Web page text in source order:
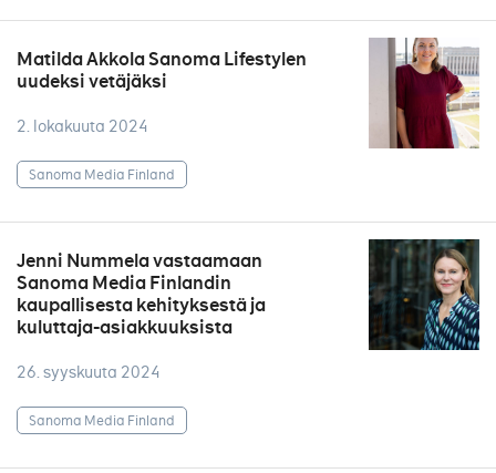
Matilda Akkola Sanoma Lifestylen
uudeksi vetäjäksi
2. lokakuuta 2024
Sanoma Media Finland
Jenni Nummela vastaamaan
Sanoma Media Finlandin
kaupallisesta kehityksestä ja
kuluttaja-asiakkuuksista
26. syyskuuta 2024
Sanoma Media Finland